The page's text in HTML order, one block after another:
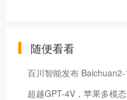
随便看看
百川智能发布
超越GPT-4V，苹果多模